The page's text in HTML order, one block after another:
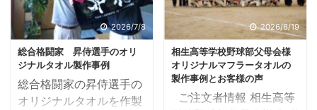
2026/7/8
総合格闘家 昇侍選手のオリ
ジナルタオル製作事例
総合格闘家の昇侍選手の
オリジナルタオルを作製
2026/6/19
相生高等学校野球部父母会様
オリジナルマフラータオルの
製作事例とお客様の声
ご注文者情報 相生高等